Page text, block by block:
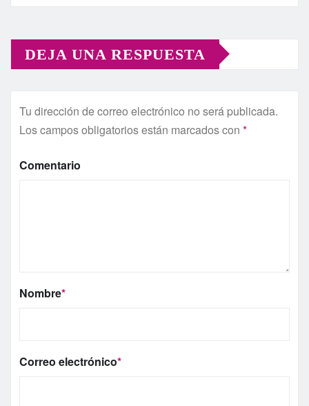
DEJA UNA RESPUESTA
Tu dirección de correo electrónico no será publicada.
Los campos obligatorios están marcados con *
Comentario
Nombre*
Correo electrónico*